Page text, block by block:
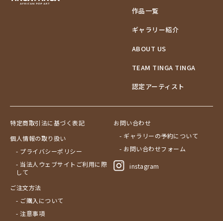
作品一覧
ギャラリー紹介
ABOUT US
TEAM TINGA TINGA
認定アーティスト
特定商取引法に基づく表記
個人情報の取り扱い
- プライバシーポリシー
- 当法人ウェブサイトご利用に際
して
ご注文方法
- ご購入について
- 注意事項
お問い合わせ
- ギャラリーの予約について
- お問い合わせフォーム
instagram